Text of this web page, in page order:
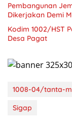
Pembangunan
Dikerjakan Demi
Kodim 1002/HST
Desa Pagat
1008-04/tanta-
Sigap